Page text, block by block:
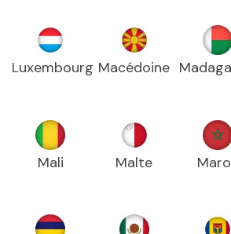
Luxembourg Macédoine
Mali Malte